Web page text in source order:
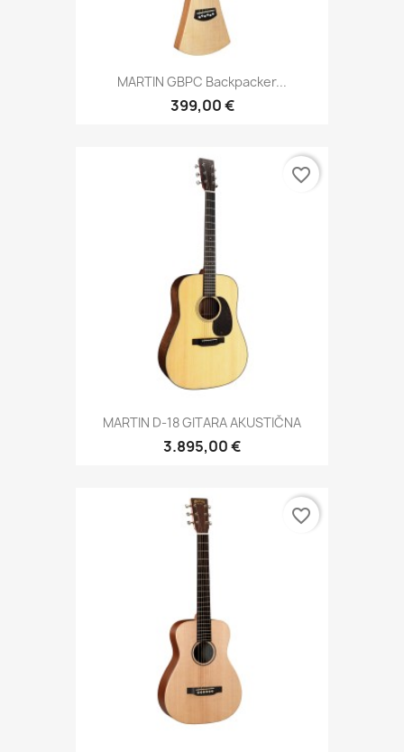
MARTIN GBPC Backpacker...
399,00 €
MARTIN D-18 GITARA AKUSTIČNA
3.895,00 €
favorite_border
favorite_border